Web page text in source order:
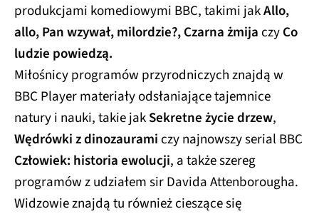
produkcjami komediowymi BBC, takimi jakAllo,
allo, Pan wzywał, milordzie?, Czarna żmijaczyCo
ludzie powiedzą.
Miłośnicy programów przyrodniczych znajdą w
BBC Player materiały odsłaniające tajemnice
natury i nauki, takie jakSekretne życie drzew,
Wędrówki z dinozauramiczy najnowszy serial BBC
Człowiek: historia ewolucji, a także szereg
programów z udziałem sir Davida Attenborougha.
Widzowie znajdą tu również cieszące się